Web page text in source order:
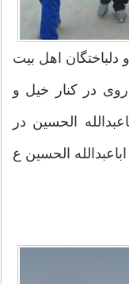
دلباختگان اهل بیت
روی در کنار خیل و
الحسین در
الحسین ع